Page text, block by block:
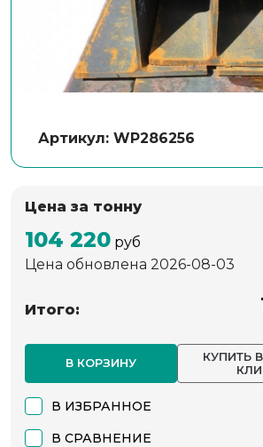
Артикул: WP286256
Цена за тонну
104 220 руб
Цена обновлена 2026-08-03
Итого:
В КОРЗИНУ
КУПИТЬ
В ИЗБРАННОЕ
В СРАВНЕНИЕ